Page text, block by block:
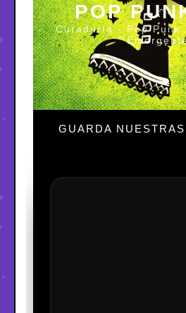
POP
Curaduría · Pop Punk
GUARDA